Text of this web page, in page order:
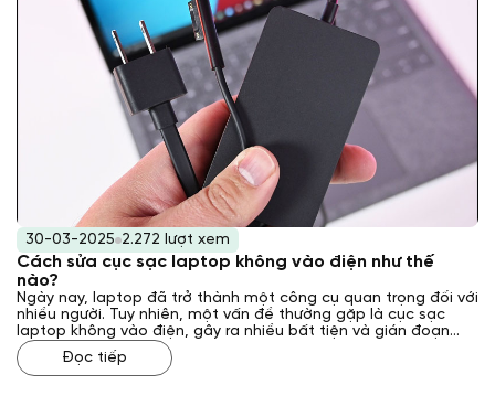
30-03-2025 2.272 lượt xem
Cách sửa cục sạc laptop không vào điện như thế
nào?
Ngày nay, laptop đã trở thành một công cụ quan trọng đối với
nhiều người. Tuy nhiên, một vấn đề thường gặp là cục sạc
laptop không vào điện, gây ra nhiều bất tiện và gián đoạn
công việc. Vậy, cách sửa cục sạc laptop không vào điện như
thế nào? Laptop Khánh Trần sẽ giải đáp cho bạn qua bài viết
sau đây.
Đọc tiếp